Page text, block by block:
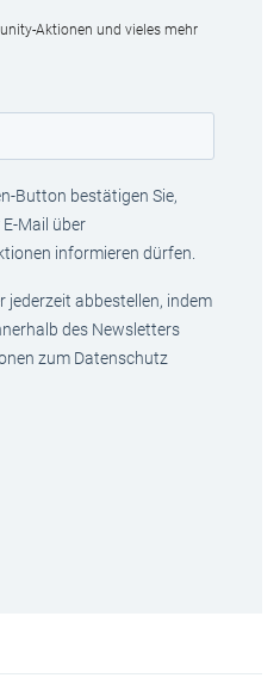
Aktionen und vieles mehr
Button bestätigen Sie,
Mail über
informieren dürfen.
jederzeit abbestellen, indem
des Newsletters
zum Datenschutz